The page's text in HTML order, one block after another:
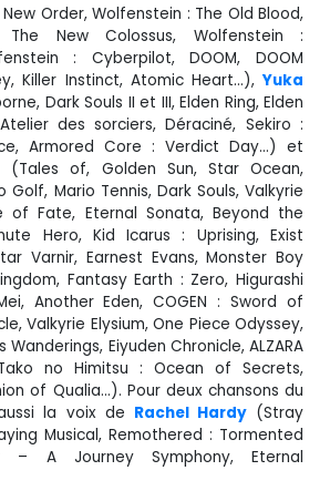
Order, Wolfenstein : The Old Blood,
New Colossus, Wolfenstein :
: Cyberpilot, DOOM, DOOM
Killer Instinct, Atomic Heart…), Yuka
Dark Souls II et III, Elden Ring, Elden
des sorciers, Déraciné, Sekiro :
Armored Core : Verdict Day…) et
(Tales of, Golden Sun, Star Ocean,
Golf, Mario Tennis, Dark Souls, Valkyrie
of Fate, Eternal Sonata, Beyond the
Hero, Kid Icarus : Uprising, Exist
Varnir, Earnest Evans, Monster Boy
Fantasy Earth : Zero, Higurashi
Another Eden, COGEN : Sword of
Valkyrie Elysium, One Piece Odyssey,
Wanderings, Eiyuden Chronicle, ALZARA
no Himitsu : Ocean of Secrets,
of Qualia…). Pour deux chansons du
la voix de Rachel Hardy(Stray
Musical, Remothered : Tormented
– A Journey Symphony, Eternal